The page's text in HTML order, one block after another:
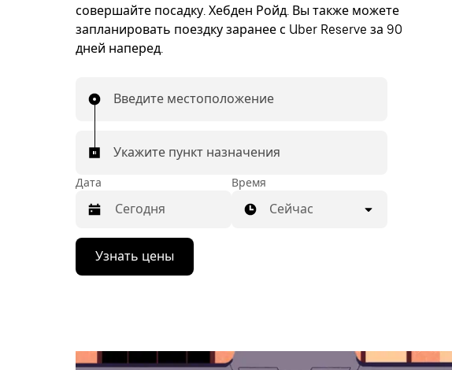
совершайте посадку. Хебден Ройд. Вы также можете
запланировать поездку заранее с Uber Reserve за 90
дней наперед.
Введите местоположение
Укажите пункт назначения
Дата
Нажмите
стрелку
вниз,
выбрать
Время
Сейчас
Узнать цены